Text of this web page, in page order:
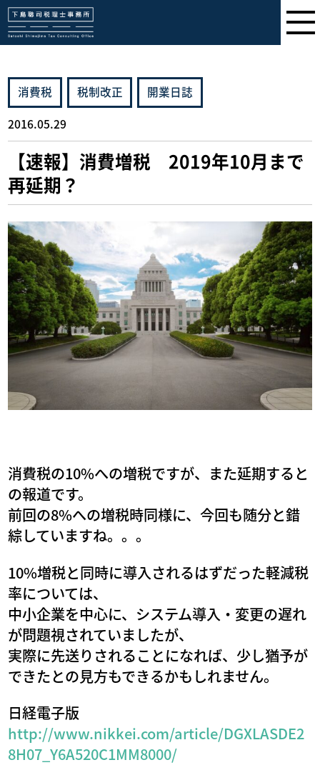
消費税 税制改正
開業日誌
2016.05.29
【速報】消費増税 2019年10月まで
再延期？
消費税の10%への増税ですが、また延期すると
の報道です。
前回の8%への増税時同様に、今回も随分と錯
綜していますね。。。
10%増税と同時に導入されるはずだった軽減税
率については、
中小企業を中心に、システム導入・変更の遅れ
が問題視されていましたが、
実際に先送りされることになれば、少し猶予が
できたとの見方もできるかもしれません。
日経電子版
http://www.nikkei.com/article/DGXLASDE2
8H07_Y6A520C1MM8000/